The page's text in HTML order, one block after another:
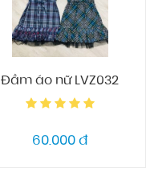
Đầm áo nữ LVZ032
60.000 đ